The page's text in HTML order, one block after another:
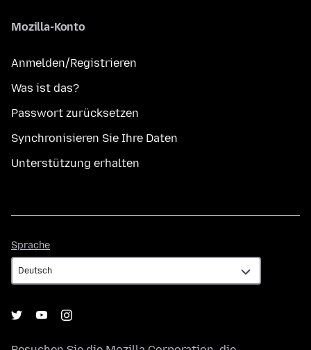
Mozilla-Konto
Anmelden/Registrieren
Was ist das?
Passwort zurücksetzen
Synchronisieren Sie Ihre Daten
Unterstützung erhalten
Sprache